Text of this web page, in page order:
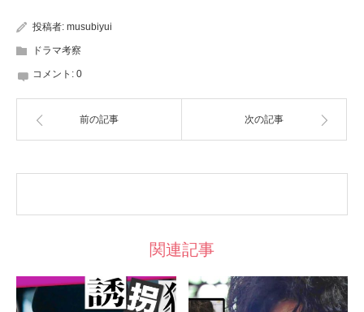
投稿者: musubiyui
ドラマ考察
コメント: 0
前の記事 次の記事
関連記事